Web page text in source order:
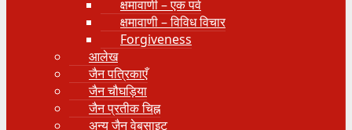
क्षमावाणी – एक पर्व
क्षमावाणी – विविध विचार
Forgiveness
आलेख
जैन पत्रिकाएँ
जैन चौघड़िया
जैन प्रतीक चिह्न
अन्य जैन वेबसाइट